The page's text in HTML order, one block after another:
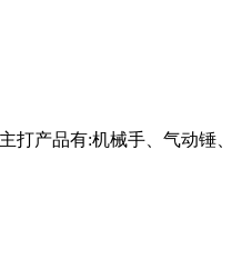
打产品有:机械手、气动锤、